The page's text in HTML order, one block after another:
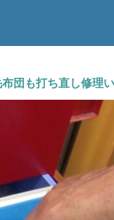
団も打ち直し修理